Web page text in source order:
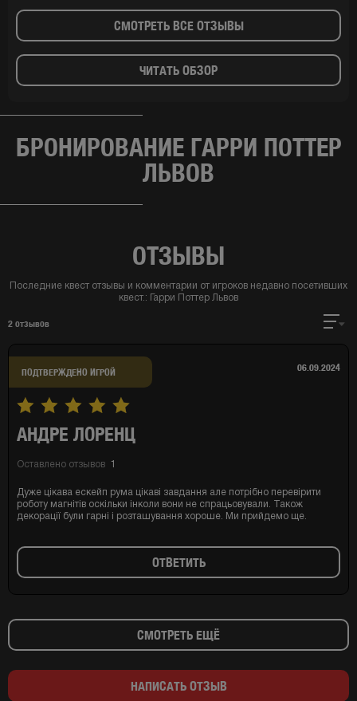
СМОТРЕТЬ ВСЕ ОТЗЫВЫ
ЧИТАТЬ ОБЗОР
БРОНИРОВАНИЕ ГАРРИ ПОТТЕР
ЛЬВОВ
ОТЗЫВЫ
Последние квест отзывы и комментарии от игроков недавно посетивших
квест.:
Гарри Поттер Львов
2 отзывов
АНДРЕ ЛОРЕНЦ
Оставлено отзывов 1
06.09.2024
Дуже цікава ескейп рума цікаві завдання але потрібно перевірити
роботу магнітів оскільки інколи вони не спрацьовували. Також
декорації були гарні і розташування хороше. Ми прийдемо ще.
ПОДТВЕРЖДЕНО ИГРОЙ
ОТВЕТИТЬ
СМОТРЕТЬ ЕЩЁ
НАПИСАТЬ ОТЗЫВ